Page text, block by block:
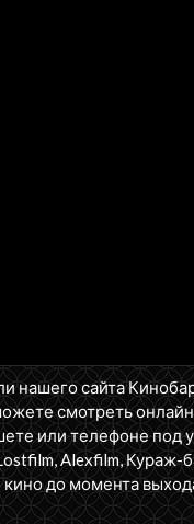
нашего сайта
смотреть
или телефоне под
Alexfilm,
до момента